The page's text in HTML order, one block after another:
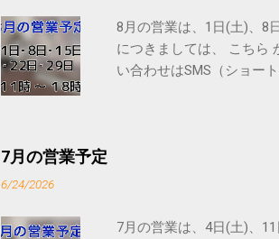
8月の営業は、1日(土)、8
につきましては、 こちら
い合わせはSMS（ショー
7月の営業予定
6/24/2026
7月の営業は、4日(土)、